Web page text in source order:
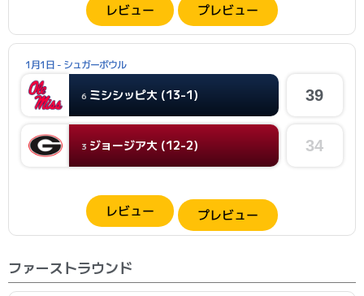
レビュー プレビュー
1月1日 - シュガーボウル
6 ミシシッピ大 (13-1) 39
3 ジョージア大 (12-2) 34
レビュー プレビュー
ファーストラウンド